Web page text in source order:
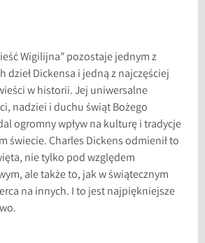
Wigilijna” pozostaje jednym z
dzieł Dickensa i jedną z najczęściej
w historii. Jej uniwersalne
nadziei i duchu świąt Bożego
ogromny wpływ na kulturę i tradycje
świecie. Charles Dickens odmienił to
nie tylko pod względem
ale także to, jak w świątecznym
na innych. I to jest najpiękniejsze